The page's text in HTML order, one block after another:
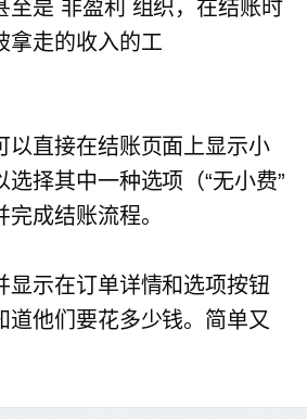
至是 非盈利 组织，在结账时
拿走的收入的工
以直接在结账页面上显示小
选择其中一种选项（“无小费”
成结账流程。
显示在订单详情和选项按钮
道他们要花多少钱。简单又